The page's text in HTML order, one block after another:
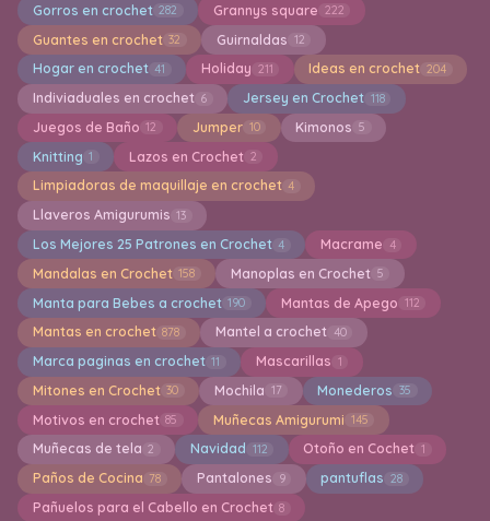
Gorros en crochet 282 Grannys square 222
Guantes en crochet 32 Guirnaldas 12
Hogar en crochet 41 Holiday 211 Ideas en crochet 204
Indiviaduales en crochet 6 Jersey en Crochet 118
Juegos de Baño 12 Jumper 10 Kimonos 5
Knitting 1 Lazos en Crochet 2
Limpiadoras de maquillaje en crochet 4
Llaveros Amigurumis 13
Los Mejores 25 Patrones en Crochet 4 Macrame 4
Mandalas en Crochet 158 Manoplas en Crochet 5
Manta para Bebes a crochet 190 Mantas de Apego 112
Mantas en crochet 878 Mantel a crochet 40
Marca paginas en crochet 11 Mascarillas 1
Mitones en Crochet 30 Mochila 17 Monederos 35
Motivos en crochet 85 Muñecas Amigurumi 145
Muñecas de tela 2 Navidad 112 Otoño en Cochet 1
Paños de Cocina 78 Pantalones 9 pantuflas 28
Pañuelos para el Cabello en Crochet 8